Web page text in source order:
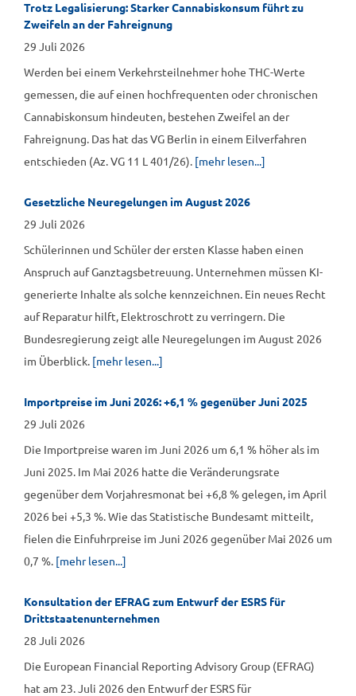
Trotz Legalisierung: Starker Cannabiskonsum führt zu
Zweifeln an der Fahreignung
29 Juli 2026
Werden bei einem Verkehrsteilnehmer hohe THC-Werte
gemessen, die auf einen hochfrequenten oder chronischen
Cannabiskonsum hindeuten, bestehen Zweifel an der
Fahreignung. Das hat das VG Berlin in einem Eilverfahren
entschieden (Az. VG 11 L 401/26). [mehr lesen...]
Gesetzliche Neuregelungen im August 2026
29 Juli 2026
Schülerinnen und Schüler der ersten Klasse haben einen
Anspruch auf Ganztagsbetreuung. Unternehmen müssen KI-
generierte Inhalte als solche kennzeichnen. Ein neues Recht
auf Reparatur hilft, Elektroschrott zu verringern. Die
Bundesregierung zeigt alle Neuregelungen im August 2026
im Überblick. [mehr lesen...]
Importpreise im Juni 2026: +6,1 % gegenüber Juni 2025
29 Juli 2026
Die Importpreise waren im Juni 2026 um 6,1 % höher als im
Juni 2025. Im Mai 2026 hatte die Veränderungsrate
gegenüber dem Vorjahresmonat bei +6,8 % gelegen, im April
2026 bei +5,3 %. Wie das Statistische Bundesamt mitteilt,
fielen die Einfuhrpreise im Juni 2026 gegenüber Mai 2026 um
0,7 %. [mehr lesen...]
Konsultation der EFRAG zum Entwurf der ESRS für
Drittstaatenunternehmen
28 Juli 2026
Die European Financial Reporting Advisory Group (EFRAG)
hat am 23. Juli 2026 den Entwurf der ESRS für